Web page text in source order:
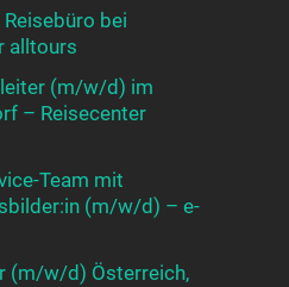
bei
alltours
(m/w/d) im
– Reisecenter
Team mit
(m/w/d) – e-
(m/w/d) Österreich,